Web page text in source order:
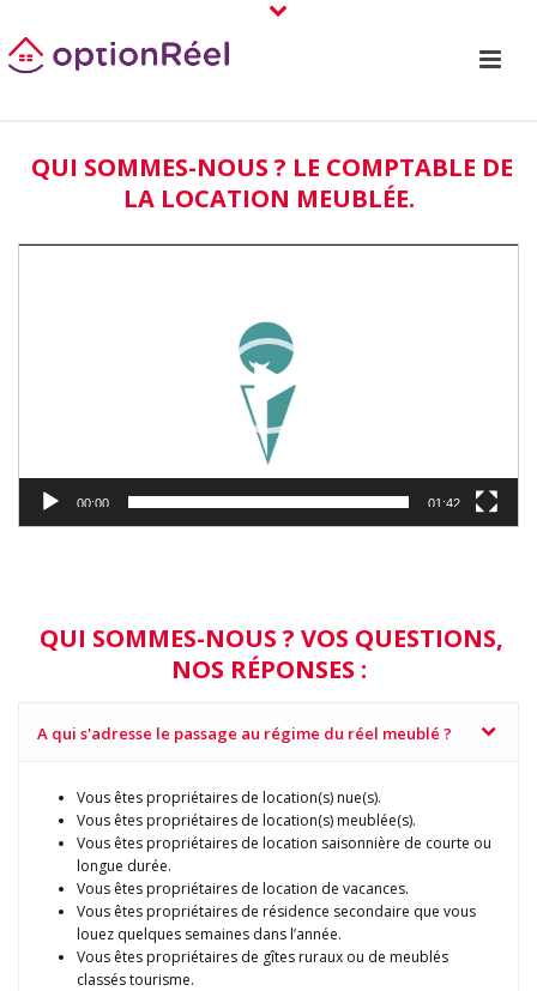
QUI SOMMES-NOUS ? LE COMPTABLE DE
LA LOCATION MEUBLÉE.
00:00 01:42
QUI SOMMES-NOUS ? VOS QUESTIONS,
NOS RÉPONSES :
A qui s'adresse le passage au régime du réel meublé ?
Vous êtes propriétaires de location(s) nue(s).
Vous êtes propriétaires de location(s) meublée(s).
Vous êtes propriétaires de location saisonnière de courte ou
longue durée.
Vous êtes propriétaires de location de vacances.
Vous êtes propriétaires de résidence secondaire que vous
louez quelques semaines dans l’année.
Vous êtes propriétaires de gîtes ruraux ou de meublés
classés tourisme.